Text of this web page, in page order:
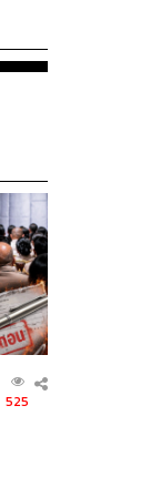
525